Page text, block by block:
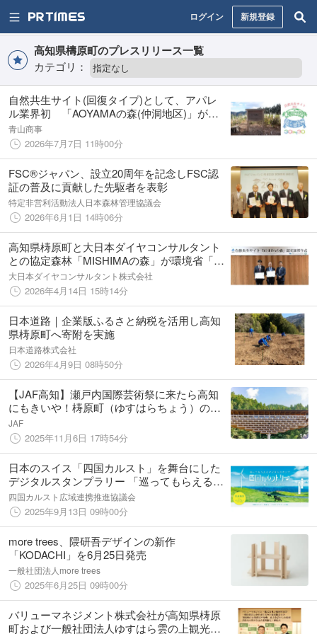
ログイン 新規登録
高知県檮原町のプレスリリース一覧
カテゴリ：
自然共生サイト(回復タイプ)として、アパレ
ル業界初 「AOYAMAの森(仲洞地区)」が環
境省から認定
青山商事
2026年7月7日 11時00分
FSC®ジャパン、設立20周年を記念しFSC認
証の普及に貢献した先駆者を表彰
特定非営利活動法人日本森林管理協議会
2026年6月1日 14時06分
高知県梼原町と大日本ダイヤコンサルタント
との協定森林「MISHIMAの森」が環境省「自
然共生サイト」に認定
大日本ダイヤコンサルタント株式会社
2026年4月14日 15時14分
日本道路｜企業版ふるさと納税を活用し高知
県梼原町へ寄附を実施
日本道路株式会社
2026年4月9日 08時50分
【JAF高知】瀬戸内国際芸術祭に来たら高知
にもきいや！梼原町（ゆすはらちょう）の見
ても楽しめるスポットなど8施設を紹介♪
JAF
2025年11月6日 17時54分
日本のスイス「四国カルスト」を舞台にした
デジタルスタンプラリー 「巡ってもらえるデ
ジタルスタンプ四国カルストーリー♪」開
催！！
四国カルスト広域連携推進協議会
2025年9月13日 09時00分
more trees、隈研吾デザインの新作
「KODACHI」を6月25日発売
一般社団法人more trees
2025年6月25日 09時00分
バリューマネジメント株式会社が高知県梼原
町および一般社団法人ゆすはら雲の上観光協